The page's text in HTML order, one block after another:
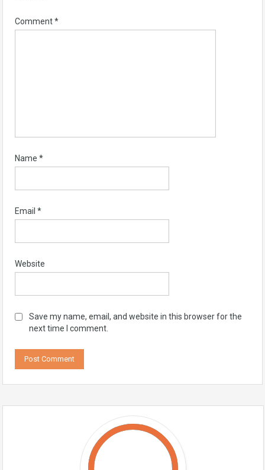
Comment*
Name *
Email *
Website
Save my name, email, and website in this browser for the
next time I comment.